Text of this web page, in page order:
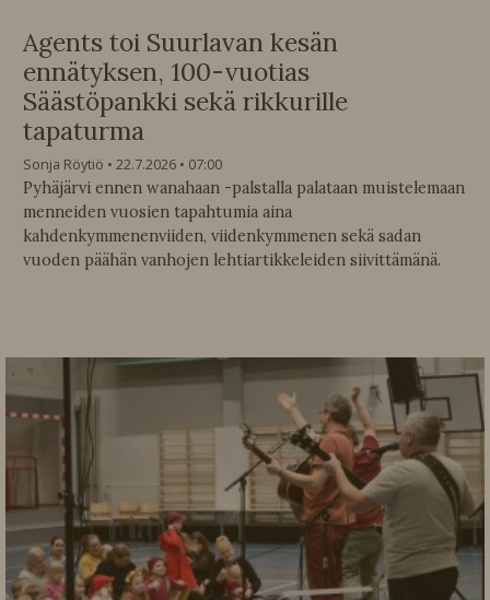
Agents toi Suurlavan kesän
ennätyksen, 100-vuotias
Säästöpankki sekä rikkurille
tapaturma
Sonja Röytiö 22.7.2026
07:00
Pyhäjärvi ennen wanahaan -palstalla palataan muistelemaan
menneiden vuosien tapahtumia aina
kahdenkymmenenviiden, viidenkymmenen sekä sadan
vuoden päähän vanhojen lehtiartikkeleiden siivittämänä.